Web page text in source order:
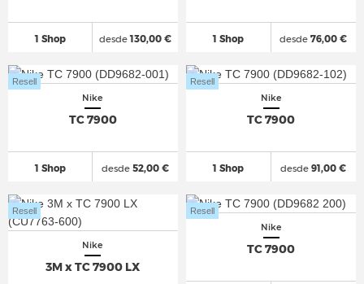
1 Shop desde130,00 € 1 Shop desde 76,00 €
Nike
TC 7900
1 Shop
Resell
desde52,00 €
Nike
TC 7900
1 Shop
Resell
desde 91,00 €
Nike
3M x TC 7900 LX
Resell
Nike
TC 7900
Resell